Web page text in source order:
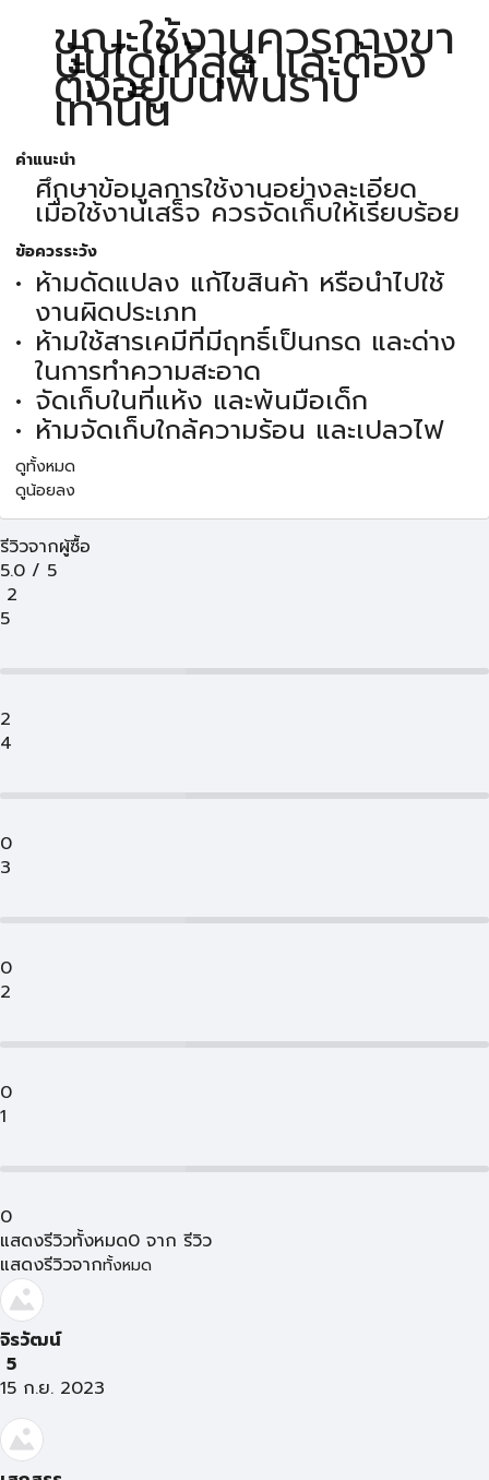
ขณะใช้งานควรกางขา
บันไดให้สุด และต้อง
ตั้งอยู่บนพื้นราบ
เท่านั้น
คำแนะนำ
ศึกษาข้อมูลการใช้งานอย่างละเอียด
เมื่อใช้งานเสร็จ ควรจัดเก็บให้เรียบร้อย
ข้อควรระวัง
ห้ามดัดแปลง แก้ไขสินค้า หรือนำไปใช้
งานผิดประเภท
ห้ามใช้สารเคมีที่มีฤทธิ์เป็นกรด และด่าง
ในการทำความสะอาด
จัดเก็บในที่แห้ง และพ้นมือเด็ก
ห้ามจัดเก็บใกล้ความร้อน และเปลวไฟ
ดูทั้งหมด
ดูน้อยลง
รีวิวจากผู้ซื้อ
5.0 / 5
2
5
2
4
0
3
0
2
0
1
0
แสดงรีวิวทั้งหมด0 จาก รีวิว
แสดงรีวิวจากทั้งหมด
จิรวัฒน์
5
15 ก.ย. 2023